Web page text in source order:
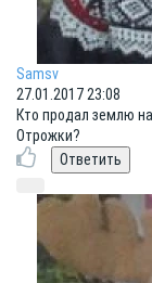
Samsv
27.01.2017 23:08
Кто продал землю
Отрожки?